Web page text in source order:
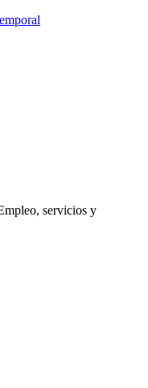
servicios y